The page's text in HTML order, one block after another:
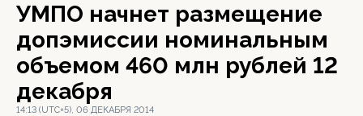
УМПО начнет размещение
допэмиссии номинальным
объемом 460 млн рублей 12
декабря
14:13 (UTC+5), 06 ДЕКАБРЯ 2014